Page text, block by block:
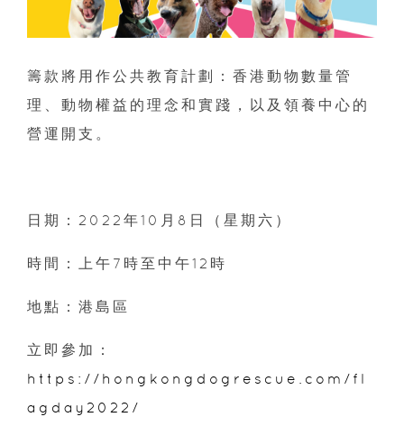
籌款將用作公共教育計劃：香港動物數量管
理、動物權益的理念和實踐，以及領養中心的
營運開支。
日期：2022年10月8日（星期六）
時間：上午7時至中午12時
地點：港島區
立即參加：
https://hongkongdogrescue.com/fl
agday2022/